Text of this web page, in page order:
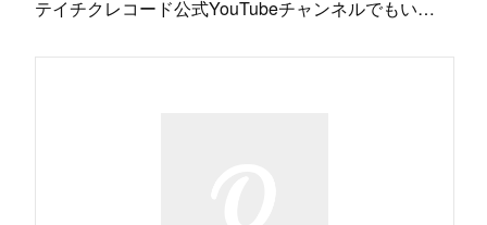
テイチクレコード公式YouTubeチャンネルでもい…